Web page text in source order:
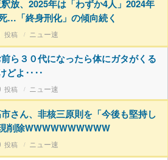
放、2025年は「わずか4人」2024年
…「終身刑化」の傾向続く
ニュー速
前ら３０代になったら体にガタがくる
どよ‥‥
ニュー速
市さん、非核三原則を「今後も堅持し
削除WWWWWWWWWW
ニュー速